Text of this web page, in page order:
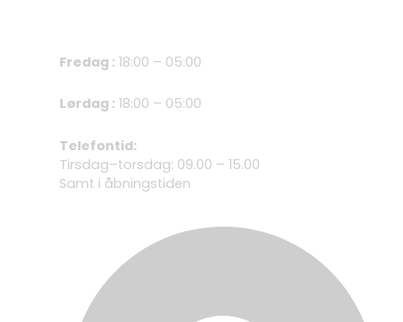
Fredag : 18:00 – 05:00
Lørdag : 18:00 – 05:00
Telefontid:
Tirsdag–torsdag: 09.00 – 15.00
Samt i åbningstiden